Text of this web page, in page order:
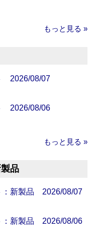
もっと見る »
2026/08/07
2026/08/06
もっと見る »
品
：新製品 2026/08/07
：新製品 2026/08/06